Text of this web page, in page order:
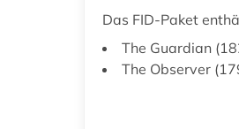
Das FID-Paket
The Guardian
The Observer